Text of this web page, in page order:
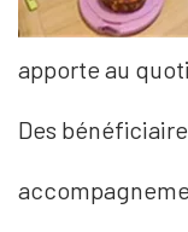
apporte au
Des